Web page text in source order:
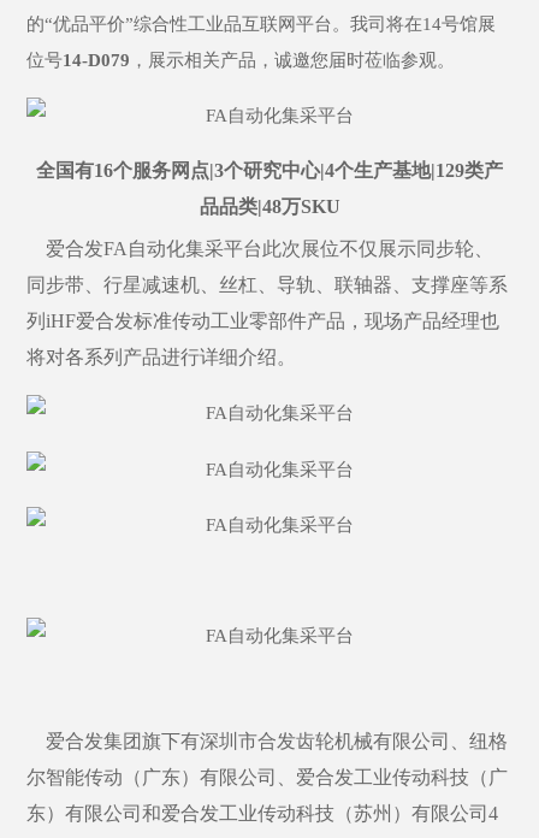
的“优品平价”综合性工业品互联网平台。我司将在14号馆展
位号14-D079 ，展示相关产品，诚邀您届时莅临参观。
全国有16个服务网点|3个研究中心|4个生产基地|129类产
品品类|48万SKU
爱合发FA自动化集采平台此次展位不仅展示同步轮、
同步带、行星减速机、丝杠、导轨、联轴器、支撑座等系
列iHF爱合发标准传动工业零部件产品，现场产品经理也
将对各系列产品进行详细介绍。
爱合发集团旗下有深圳市合发齿轮机械有限公司、纽格
尔智能传动（广东）有限公司、爱合发工业传动科技（广
东）有限公司和爱合发工业传动科技（苏州）有限公司4